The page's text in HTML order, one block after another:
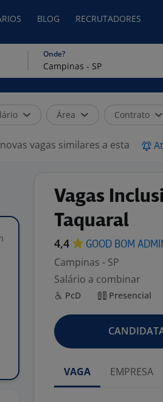
BLOG RECRUTADORES
Onde?
Área Contrato
vagas similares a esta
Vagas
Taquaral
4,4 GOOD BOM
Campinas - SP
Salário a combinar
PcD Presencial
VAGA EMPRESA